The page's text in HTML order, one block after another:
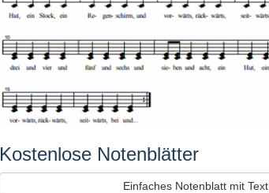
Kostenlose Notenblätter
Einfaches Notenblatt mit Text